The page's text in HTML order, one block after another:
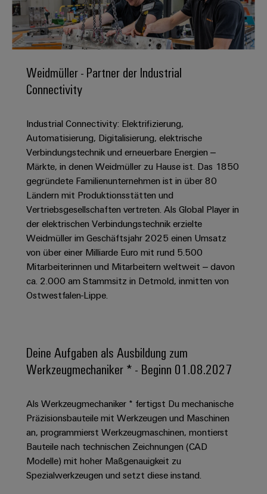
erlebbar
werden.
Datencenter
und
Produkte
für
effizient,
zuverlässig,
skalierbar
Energiespeicher
Lösungen
und
Produkte
Energiespeichersysteme
(ESS)
Energieübertragung
und
-
Sicherheit
für
moderne
Energienetze
Gebäudeinfrastruktur
Lösungen
die
spezifischen
Anforderungen
in
Anschlusstechnologie
DC-
u-
OS
Computing
Industrial
5G
Single
Pair
Ethernet
Schaltschrank-
und
Feldebene
Smart
Cabinet
Building
Smart
Metering
Weidmüller
Configurator
Leiterplattenklemmen
Gehäusesysteme
und
komponenten
und
-
komponenten
Anschlussleitungen,
Patchkabel
und
Kabel
SPS
Systemverkabelung
&
Migrationslösungen
Verteilerboxen
Koppelrelais
&
Halbleiterrelais
Trennverstärker
Fast
Delivery
Beratung
und
digitale
Planung
easyConnect
-
Ihre
Industrial
Service
Platform
Connectivity
Consulting
Weidmüller
Configurator
PCB
Connector
Services
Akkreditiertes
Labor
Vertrieb uns
Promotionfahrzeug
Distribution
für
unsere
Partner
Vertrieb
Großhandelssuche
News
Messen
Newsletter
Kundenservice
Preisliste
Kataloganforderung
Weidmüller
Zahlen
Fakten
Unser
Nachhaltigkeit
Weidmüller
Academy
People
&
Culture
Compliance
Weidmüller
Welt
|
Kundenmagazin
Management
Informationen
und
Zertifikate
Stellen
für
Berufserfahrene
Für
Werkstudententätigkeiten
Praktika
Abschlussarbeiten
Neuanfang
für
Studienabbrecher
Offene
Stellen
für
Für
Schülerinnen
Schüler
Ausbildung
Duales
Studium
Weidmüller - Partner der Industrial
Connectivity
Industrial Connectivity: Elektrifizierung,
Automatisierung, Digitalisierung, elektrische
Verbindungstechnik und erneuerbare Energien –
Märkte, in denen Weidmüller zu Hause ist. Das 1850
gegründete Familienunternehmen ist in über 80
Ländern mit Produktionsstätten und
Vertriebsgesellschaften vertreten. Als Global Player in
der elektrischen Verbindungstechnik erzielte
Weidmüller im Geschäftsjahr 2025 einen Umsatz
von über einer Milliarde Euro mit rund 5.500
Mitarbeiterinnen und Mitarbeitern weltweit – davon
ca. 2.000 am Stammsitz in Detmold, inmitten von
Ostwestfalen-Lippe.
Deine Aufgaben als Ausbildung zum
Werkzeugmechaniker * - Beginn 01.08.2027
Als Werkzeugmechaniker * fertigst Du mechanische
Präzisionsbauteile mit Werkzeugen und Maschinen
an, programmierst Werkzeugmaschinen, montierst
Bauteile nach technischen Zeichnungen (CAD
Modelle) mit hoher Maßgenauigkeit zu
Spezialwerkzeugen und setzt diese instand.